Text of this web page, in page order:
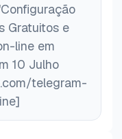
Gratuitos e
line em
10 Julho
telegram-